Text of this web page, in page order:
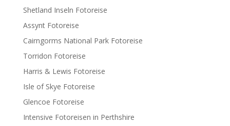
Shetland Inseln Fotoreise
Assynt Fotoreise
Cairngorms National Park Fotoreise
Torridon Fotoreise
Harris & Lewis Fotoreise
Isle of Skye Fotoreise
Glencoe Fotoreise
Intensive Fotoreisen in Perthshire